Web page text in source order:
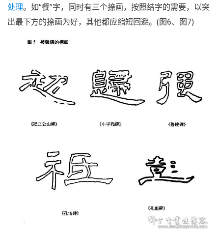
处理。如“餐”字，同时有三个捺画，按照结字的需要，以突
出最下方的捺画为好，其他都应缩短回避。(图6、图7)